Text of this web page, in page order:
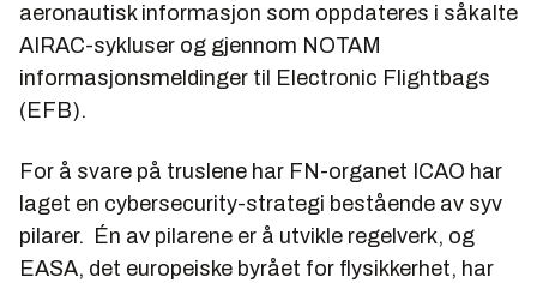
aeronautisk informasjon som oppdateres i såkalte
AIRAC-sykluser og gjennom NOTAM
informasjonsmeldinger til Electronic Flightbags
(EFB).
For å svare på truslene har FN-organet ICAO har
laget en cybersecurity-strategi bestående av syv
pilarer. Én av pilarene er å utvikle regelverk, og
EASA, det europeiske byrået for flysikkerhet, har